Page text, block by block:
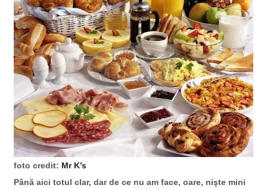
foto credit: Mr K’s
Până aici totul clar, dar de ce nu am face, oare, nişte mini